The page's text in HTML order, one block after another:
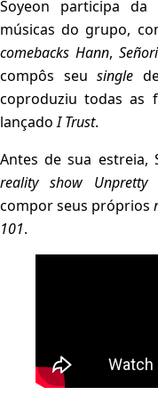
Soyeon participa
músicas do grupo,
comebacks Hann,
compôs seusingle
coproduziu todas as
lançadoI Trust.
Antes de sua
reality show
Unpretty
compor seus próprios
101.